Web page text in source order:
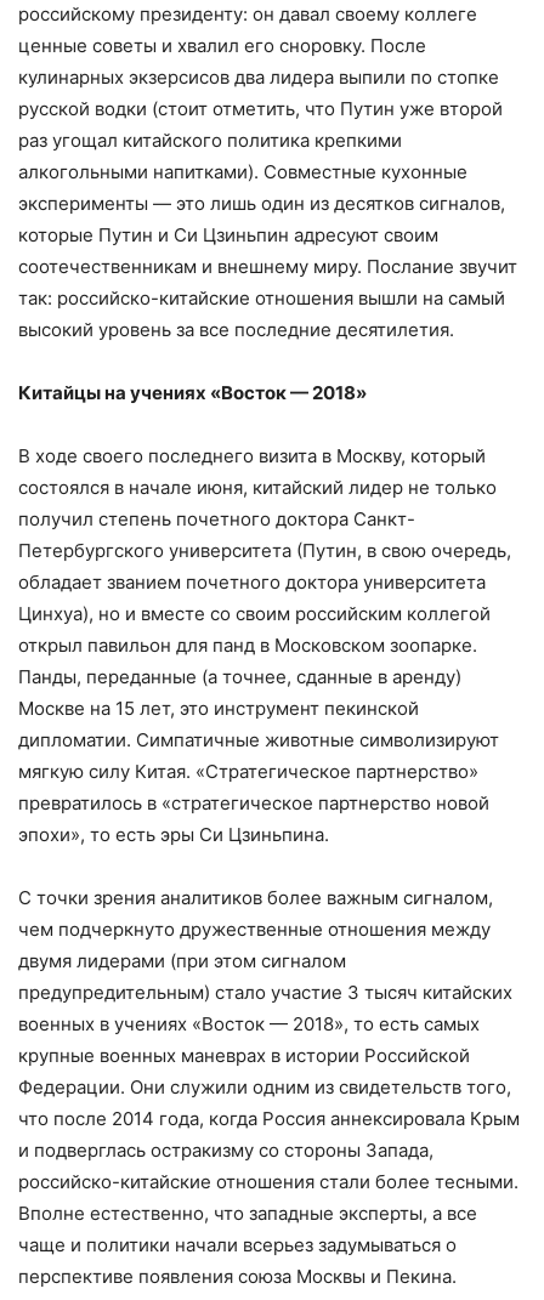
российскому президенту: он давал своему коллеге
ценные советы и хвалил его сноровку. После
кулинарных экзерсисов два лидера выпили по стопке
русской водки (стоит отметить, что Путин уже второй
раз угощал китайского политика крепкими
алкогольными напитками). Совместные кухонные
эксперименты — это лишь один из десятков сигналов,
которые Путин и Си Цзиньпин адресуют своим
соотечественникам и внешнему миру. Послание звучит
так: российско-китайские отношения вышли на самый
высокий уровень за все последние десятилетия.
Китайцы на учениях «Восток — 2018»
В ходе своего последнего визита в Москву, который
состоялся в начале июня, китайский лидер не только
получил степень почетного доктора Санкт-
Петербургского университета (Путин, в свою очередь,
обладает званием почетного доктора университета
Цинхуа), но и вместе со своим российским коллегой
открыл павильон для панд в Московском зоопарке.
Панды, переданные (а точнее, сданные в аренду)
Москве на 15 лет, это инструмент пекинской
дипломатии. Симпатичные животные символизируют
мягкую силу Китая. «Стратегическое партнерство»
превратилось в «стратегическое партнерство новой
эпохи», то есть эры Си Цзиньпина.
С точки зрения аналитиков более важным сигналом,
чем подчеркнуто дружественные отношения между
двумя лидерами (при этом сигналом
предупредительным) стало участие 3 тысяч китайских
военных в учениях «Восток — 2018», то есть самых
крупные военных маневрах в истории Российской
Федерации. Они служили одним из свидетельств того,
что после 2014 года, когда Россия аннексировала Крым
и подверглась остракизму со стороны Запада,
российско-китайские отношения стали более тесными.
Вполне естественно, что западные эксперты, а все
чаще и политики начали всерьез задумываться о
перспективе появления союза Москвы и Пекина.